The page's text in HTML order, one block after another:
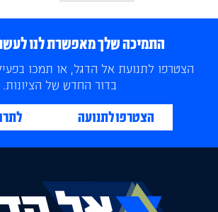
התמיכה שלך מאפשרת לנו
הצטרפו לתנועת אל הדגל, או תמכו
בדור החדש של הציונות.
הצטרפו לתנועה